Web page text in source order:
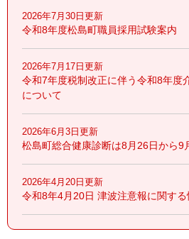
2026年7月30日更新
令和8年度松島町職員採用試験案内
2026年7月17日更新
令和7年度税制改正に伴う令和8年度
について
2026年6月3日更新
松島町総合健康診断は8月26日から9
2026年4月20日更新
令和8年4月20日 津波注意報に関する